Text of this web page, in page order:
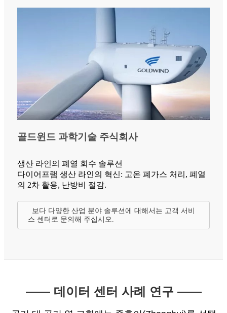
골드윈드 과학기술 주식회사
생산 라인의 폐열 회수 솔루션
다이어프램 생산 라인의 혁신: 고온 폐가스 처리, 폐열
의 2차 활용, 난방비 절감.
보다 다양한 산업 분야 솔루션에 대해서는 고객 서비
스 센터로 문의해 주십시오.
—— 데이터 센터 사례 연구 ——